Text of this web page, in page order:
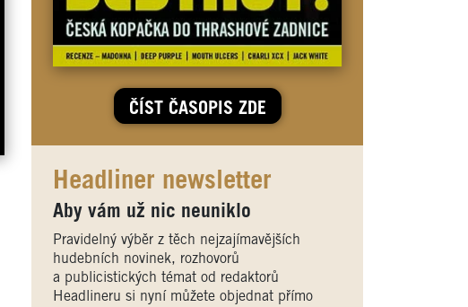
ČÍST ČASOPIS ZDE
Headliner newsletter
Aby vám už nic neuniklo
Pravidelný výběr z těch nejzajímavějších
hudebních novinek, rozhovorů
a publicistických témat od redaktorů
Headlineru si nyní můžete objednat přímo